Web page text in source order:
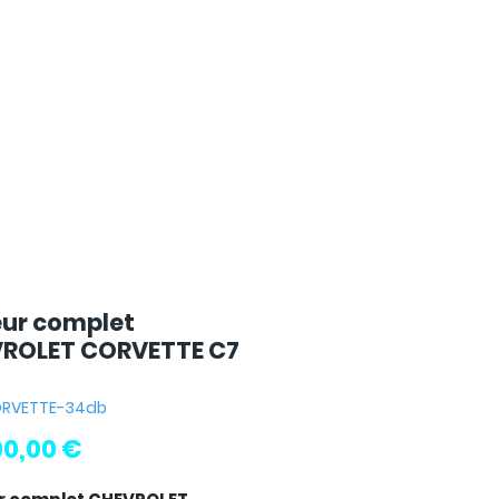
complet
CORVETTE C7
34db
€